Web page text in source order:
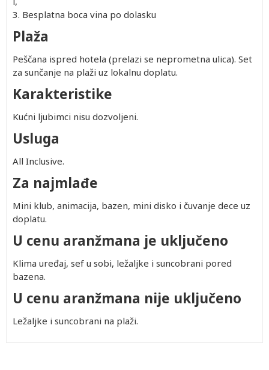
3. Besplatna boca vina po dolasku
Plaža
Peščana ispred hotela (prelazi se neprometna ulica). Set
za sunčanje na plaži uz lokalnu doplatu.
Karakteristike
Kućni ljubimci nisu dozvoljeni.
Usluga
All Inclusive.
Za najmlađe
Mini klub, animacija, bazen, mini disko i čuvanje dece uz
doplatu.
U cenu aranžmana je uključeno
Klima uređaj, sef u sobi, ležaljke i suncobrani pored
bazena.
U cenu aranžmana nije uključeno
Ležaljke i suncobrani na plaži.